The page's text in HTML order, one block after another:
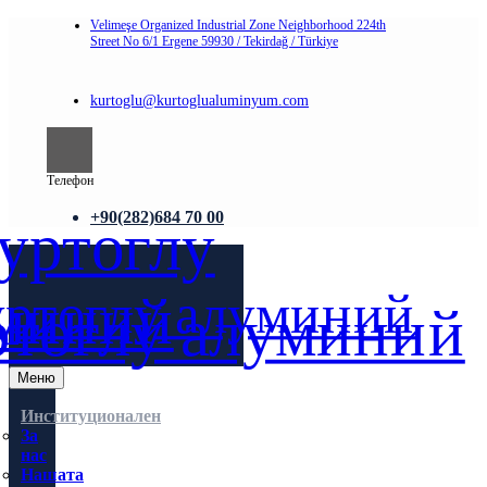
Velimeşe Organized Industrial Zone Neighborhood 224th
Street No 6/1 Ergene 59930 / Tekirdağ / Türkiye
kurtoglu@kurtoglualuminyum.com
Телефон
+90(282)684 70 00
Меню
Институционален
За
нас
Нашата